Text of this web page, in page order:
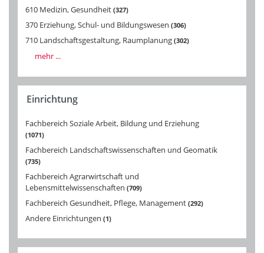
610 Medizin, Gesundheit 327
370 Erziehung, Schul- und Bildungswesen 306
710 Landschaftsgestaltung, Raumplanung 302
mehr ...
Einrichtung
Fachbereich Soziale Arbeit, Bildung und Erziehung
1071
Fachbereich Landschaftswissenschaften und Geomatik
735
Fachbereich Agrarwirtschaft und
Lebensmittelwissenschaften 709
Fachbereich Gesundheit, Pflege, Management 292
Andere Einrichtungen 1